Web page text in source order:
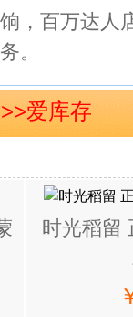
，百万达人
。
爱库存
时光稻留